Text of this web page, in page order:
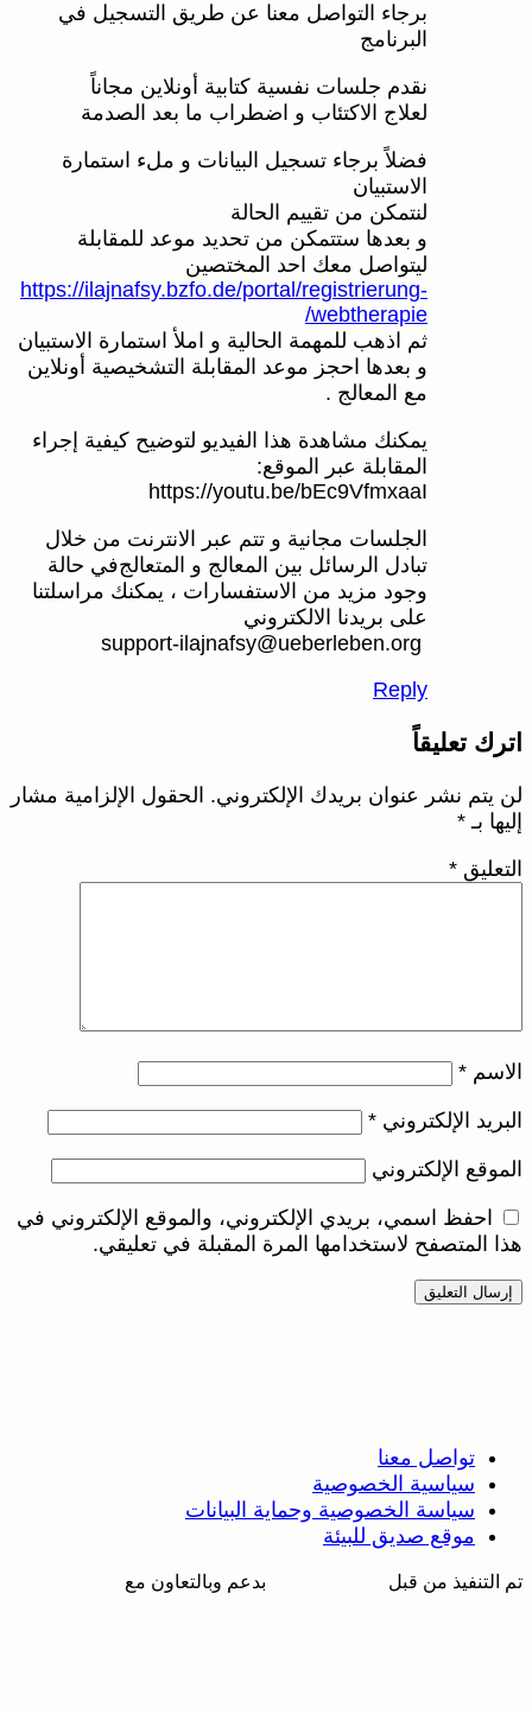
برجاء التواصل معنا عن طريق التسجيل في
البرنامج
نقدم جلسات نفسية كتابية أونلاين مجاناً
لعلاج الاكتئاب و اضطراب ما بعد الصدمة
فضلاً برجاء تسجيل البيانات و ملء استمارة
الاستبيان
لنتمكن من تقييم الحالة
و بعدها ستتمكن من تحديد موعد للمقابلة
ليتواصل معك احد المختصين
https://ilajnafsy.bzfo.de/portal/registrierung-
webtherapie/
ثم اذهب للمهمة الحالية و املأ استمارة الاستبيان
و بعدها احجز موعد المقابلة التشخيصية أونلاين
مع المعالج .
يمكنك مشاهدة هذا الفيديو لتوضيح كيفية إجراء
المقابلة عبر الموقع:
https://youtu.be/bEc9VfmxaaI
الجلسات مجانية و تتم عبر الانترنت من خلال
تبادل الرسائل بين المعالج و المتعالج في حالة
وجود مزيد من الاستفسارات ، يمكنك مراسلتنا
على بريدنا الالكتروني
Reply
اترك تعليقاً
لن يتم نشر عنوان بريدك الإلكتروني. الحقول الإلزامية مشار
إليها بـ *
التعليق *
الاسم *
البريد الإلكتروني *
الموقع الإلكتروني
احفظ اسمي، بريدي الإلكتروني، والموقع الإلكتروني في
هذا المتصفح لاستخدامها المرة المقبلة في تعليقي.
تواصل معنا
سياسية الخصوصية
سياسة الخصوصية وحماية البيانات
موقع صديق للبيئة
تم التنفيذ من قبل بدعم وبالتعاون مع